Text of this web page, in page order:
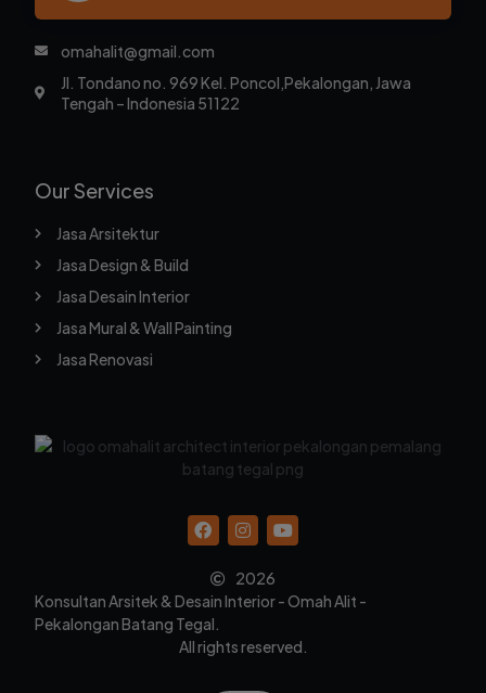
2026
Konsultan Arsitek & Desain Interior - Omah Alit -
Pekalongan Batang Tegal.
All rights reserved.
Our Services
Jasa Arsitektur
Jasa Design & Build
Jasa Desain Interior
Jasa Mural & Wall Painting
Jasa Renovasi
omahalit@gmail.com
Jl. Tondano no. 969 Kel. Poncol,Pekalongan, Jawa
Tengah – Indonesia 51122